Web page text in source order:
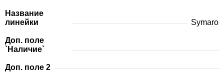
Название
линейки
Symaro
Доп. поле
`Наличие`
Доп. поле 2